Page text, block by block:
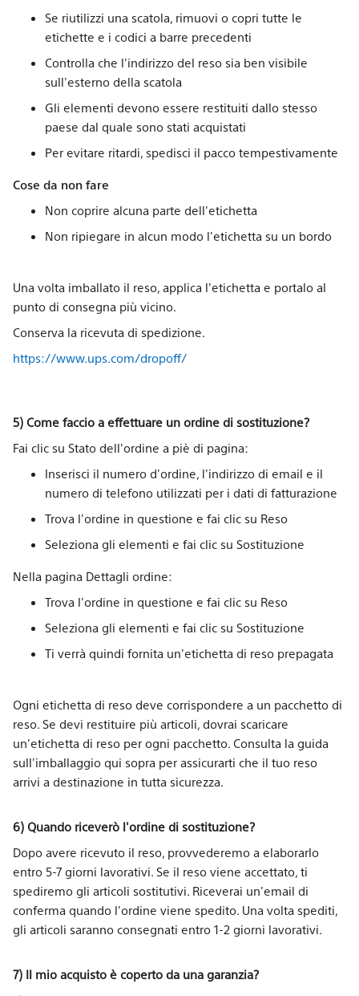
Se riutilizzi una scatola, rimuovi o copri tutte le
etichette e i codici a barre precedenti
Controlla che l'indirizzo del reso sia ben visibile
sull'esterno della scatola
Gli elementi devono essere restituiti dallo stesso
paese dal quale sono stati acquistati
Per evitare ritardi, spedisci il pacco tempestivamente
Cose da non fare
Non coprire alcuna parte dell'etichetta
Non ripiegare in alcun modo l'etichetta su un bordo
Una volta imballato il reso, applica l'etichetta e portalo al
punto di consegna più vicino.
Conserva la ricevuta di spedizione.
https://www.ups.com/dropoff/
5) Come faccio a effettuare un ordine di sostituzione?
Fai clic su Stato dell'ordine a piè di pagina:
Inserisci il numero d'ordine, l'indirizzo di email e il
numero di telefono utilizzati per i dati di fatturazione
Trova l'ordine in questione e fai clic su Reso
Seleziona gli elementi e fai clic su Sostituzione
Nella pagina Dettagli ordine:
Trova l'ordine in questione e fai clic su Reso
Seleziona gli elementi e fai clic su Sostituzione
Ti verrà quindi fornita un'etichetta di reso prepagata
Ogni etichetta di reso deve corrispondere a un pacchetto di
reso. Se devi restituire più articoli, dovrai scaricare
un'etichetta di reso per ogni pacchetto. Consulta la guida
sull'imballaggio qui sopra per assicurarti che il tuo reso
arrivi a destinazione in tutta sicurezza.
6) Quando riceverò l'ordine di sostituzione?
Dopo avere ricevuto il reso, provvederemo a elaborarlo
entro 5-7 giorni lavorativi. Se il reso viene accettato, ti
spediremo gli articoli sostitutivi. Riceverai un'email di
conferma quando l'ordine viene spedito. Una volta spediti,
gli articoli saranno consegnati entro 1-2 giorni lavorativi.
7) Il mio acquisto è coperto da una garanzia?